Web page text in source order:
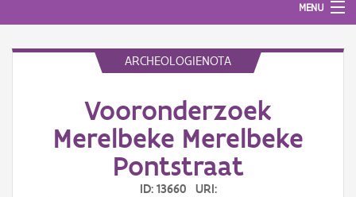
MENU
ARCHEOLOGIENOTA
Vooronderzoek
Merelbeke Merelbeke
Pontstraat
ID: 13660 URI: